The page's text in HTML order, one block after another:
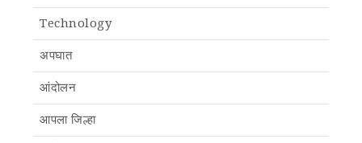
Technology
अपघात
आंदोलन
आपला जिल्हा